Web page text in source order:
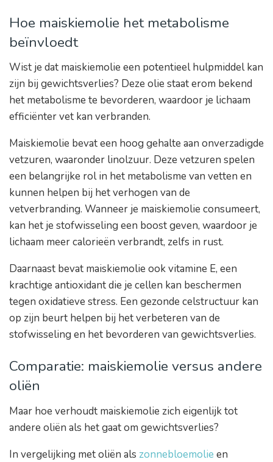
Hoe maiskiemolie het metabolisme
beïnvloedt
Wist je dat maiskiemolie een potentieel hulpmiddel kan
zijn bij gewichtsverlies? Deze olie staat erom bekend
het metabolisme te bevorderen, waardoor je lichaam
efficiënter vet kan verbranden.
Maiskiemolie bevat een hoog gehalte aan onverzadigde
vetzuren, waaronder linolzuur. Deze vetzuren spelen
een belangrijke rol in het metabolisme van vetten en
kunnen helpen bij het verhogen van de
vetverbranding. Wanneer je maiskiemolie consumeert,
kan het je stofwisseling een boost geven, waardoor je
lichaam meer calorieën verbrandt, zelfs in rust.
Daarnaast bevat maiskiemolie ook vitamine E, een
krachtige antioxidant die je cellen kan beschermen
tegen oxidatieve stress. Een gezonde celstructuur kan
op zijn beurt helpen bij het verbeteren van de
stofwisseling en het bevorderen van gewichtsverlies.
Comparatie: maiskiemolie versus andere
oliën
Maar hoe verhoudt maiskiemolie zich eigenlijk tot
andere oliën als het gaat om gewichtsverlies?
In vergelijking met oliën als zonnebloemolie en